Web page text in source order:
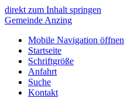
direkt zum Inhalt springen
Gemeinde Anzing
Mobile Navigation öffnen
Startseite
Schriftgröße
Anfahrt
Suche
Kontakt